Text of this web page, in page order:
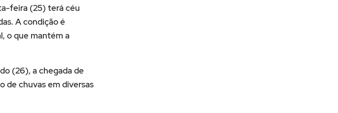
feira (25) terá céu
A condição é
o que mantém a
(26), a chegada de
de chuvas em diversas